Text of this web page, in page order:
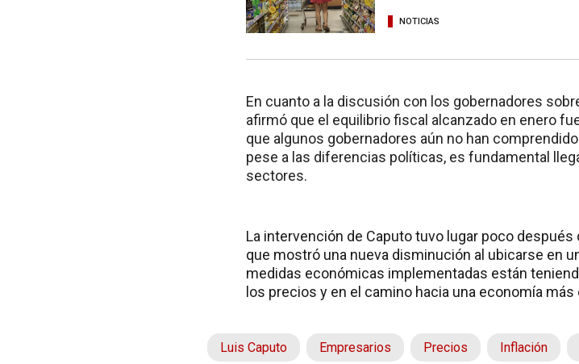
NOTICIAS
En cuanto a la discusión con los gobernadores
afirmó que el equilibrio fiscal alcanzado en enero
que algunos gobernadores aún no han
pese a las diferencias políticas, es fundamental
sectores.
La intervención de Caputo tuvo lugar poco
que mostró una nueva disminución al ubicarse en
medidas económicas implementadas están
los precios y en el camino hacia una economía más
Luis Caputo Empresarios Precios Inflación